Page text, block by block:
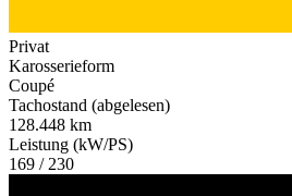
Privat
Karosserieform
Coupé
Tachostand (abgelesen)
128.448 km
Leistung (kW/PS)
169 / 230